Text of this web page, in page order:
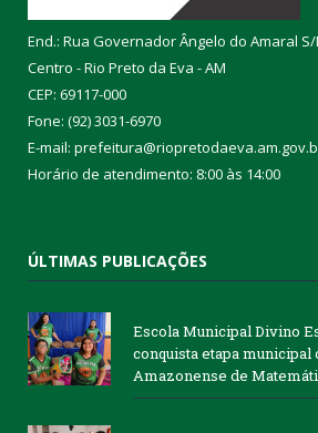
End.: Rua Governador Ângelo do Amaral S/
Centro - Rio Preto da Eva - AM
CEP: 69117-000
Fone: (92) 3031-6970
E-mail:
Horário de atendimento: 8:00 às 14:00
ÚLTIMAS PUBLICAÇÕES
Escola Municipal Divino
conquista etapa municipal
Amazonense de